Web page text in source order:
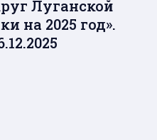
Луганской
на 2025 год».